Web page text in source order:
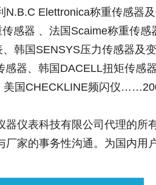
N.B.C Elettronica称重传感器
感器 、法国Scaime称重传
韩国SENSYS压力传感器及
感器、韩国DACELL扭矩传感
美国CHECKLINE频闪仪
器仪表科技有限公司代理的
家的事务性沟通。为国内用